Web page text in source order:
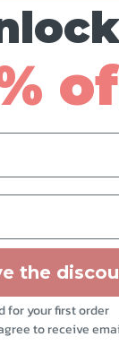
keine
the
for your first order
to receive